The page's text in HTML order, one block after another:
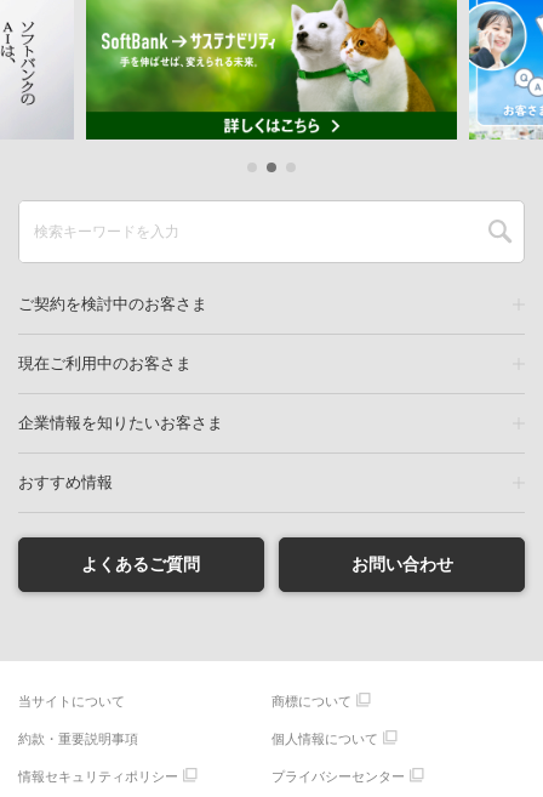
ご契約を検討中のお客さま
現在ご利用中のお客さま
企業情報を知りたいお客さま
おすすめ情報
よくあるご質問 お問い合わせ
当サイトについて 商標について
約款・重要説明事項 個人情報について
情報セキュリティポリシー プライバシーセンター